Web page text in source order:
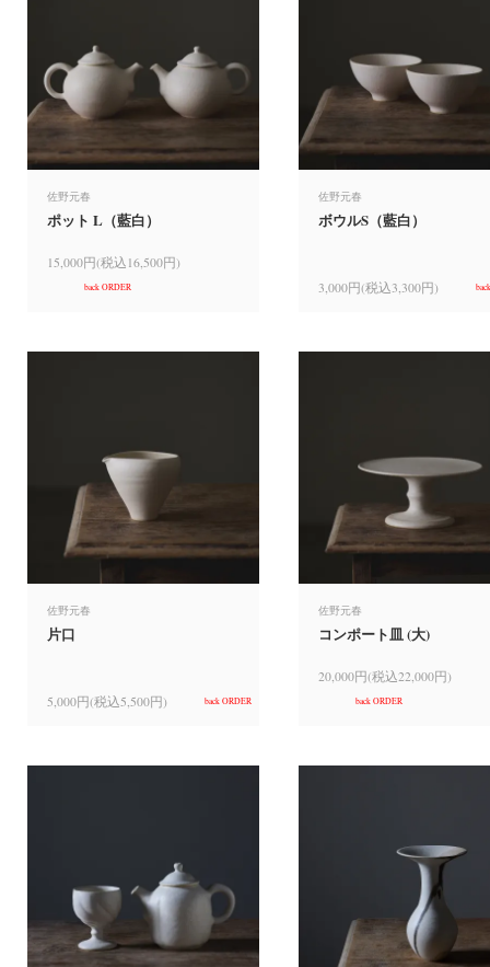
佐野元春
ポット L（藍白）
15,000円(税込16,500円)
back ORDER
佐野元春
ボウルS（藍白）
3,000円(税込3,300円)
佐野元春
片口
5,000円(税込5,500円) back ORDER
佐野元春
コンポート皿 (大)
20,000円(税込22,000円)
back ORDER